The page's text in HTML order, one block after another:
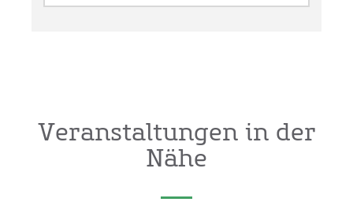
Veranstaltungen in der
Nähe